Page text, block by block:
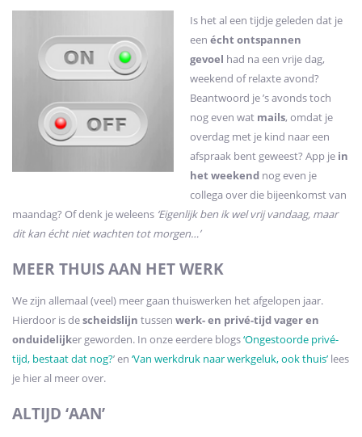
Is het al een tijdje geleden dat je
een écht ontspannen
gevoel had na een vrije dag,
weekend of relaxte avond?
Beantwoord je ’s avonds toch
nog even wat mails, omdat je
overdag met je kind naar een
afspraak bent geweest? App je in
het weekend nog even je
collega over die bijeenkomst van
maandag? Of denk je weleens ‘Eigenlijk ben ik wel vrij vandaag, maar
dit kan écht niet wachten tot morgen…’
MEER THUIS AAN HET WERK
We zijn allemaal (veel) meer gaan thuiswerken het afgelopen jaar.
Hierdoor is descheidslijn tussen werk- en privé-tijd vager en
onduidelijker geworden. In onze eerdere blogs‘Ongestoorde privé-
tijd, bestaat dat nog?’ en ‘Van werkdruk naar werkgeluk, ook thuis’ lees
je hier al meer over.
ALTIJD ‘AAN’